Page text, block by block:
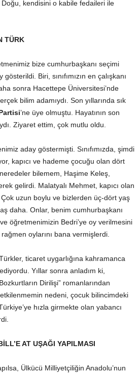
kendisini o kabile fedaileri ile
TÜRK
bize cumhurbaşkanı seçimi
gösterildi. Biri, sınıfımızın en çalışkanı
sonra Hacettepe Üniversitesi’nde
bilim adamıydı. Son yıllarında sık
’ne üye olmuştu. Hayatının son
Ziyaret ettim, çok mutlu oldu.
aday göstermişti. Sınıfımızda, şimdi
kapıcı ve hademe çocuğu olan dört
bilemem, Haşime Keleş,
gelirdi. Malatyalı Mehmet, kapıcı olan
Çok uzun boylu ve bizlerden üç-dört yaş
daha. Onlar, benim cumhurbaşkanı
öğretmenimizin Bedri’ye oy verilmesini
oylarını bana vermişlerdi.
ticaret uygarlığına kahramanca
Yıllar sonra anladım ki,
Dirilişi” romanlarından
nedeni, çocuk bilincimdeki
hızla girmekte olan yabancı
AT UŞAĞI YAPILMASI
Ülkücü Milliyetçiliğin Anadolu’nun